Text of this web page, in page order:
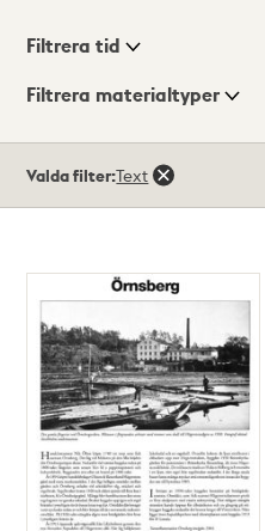
Visningsläge
Filtrera tid
Filtrera materialtyper
träffar
Valda filter:Text